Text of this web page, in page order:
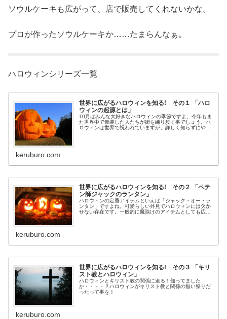
ソウルケーキも広がって、店で販売してくれないかな。
プロが作ったソウルケーキか……たまらんなぁ。
ハロウィンシリーズ一覧
世界に広がるハロウィンを知る! その１ 「ハロ
ウィンの起源とは」
10月はみんな大好きなハロウィンの季節ですよ。今年もま
た世界中で仮装した人たちが街を練り歩く事でしょう。ハ
ロウィンは世界で祝われていますが、詳しく知らずにやっ
keruburo.com
世界に広がるハロウィンを知る! その２ 「ペテ
ン師ジャックのランタン」
ハロウィンの定番アイテムといえば「ジャック・オー・ラ
ンタン」ですよね。可愛らしい外見でハロウィンには欠か
せない存在です。一般的に魔除けのアイテムとしても広が
keruburo.com
世界に広がるハロウィンを知る! その３ 「キリ
スト教とハロウィン」
ハロウィンとキリスト教の関係に迫る！知ってました
か・・・・？ハロウィンがキリスト教と関係の無い祭りだ
ったって事を！
keruburo.com